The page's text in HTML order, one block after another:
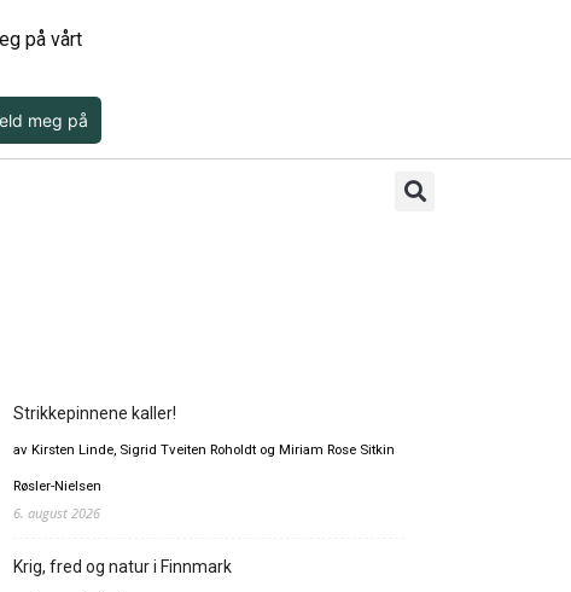
på vårt
meg på
Strikkepinnene kaller!
av Kirsten Linde, Sigrid Tveiten Roholdt og Miriam Rose Sitkin
Røsler-Nielsen
6. august 2026
Krig, fred og natur i Finnmark